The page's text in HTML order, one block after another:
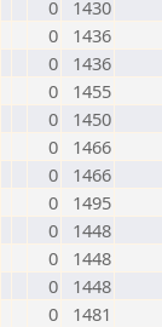
0
1430
0
1436
0
1436
0
1455
0
1450
0
1466
0
1466
0
1495
0
1448
0
1448
0
1448
0
1481